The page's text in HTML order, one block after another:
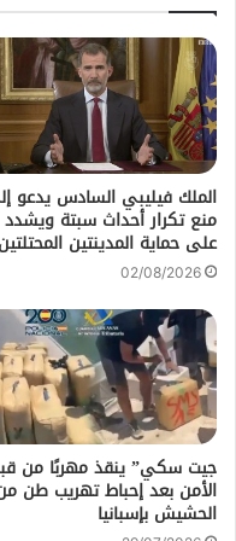
الملك فيليبي السادس يدعو
منع تكرار أحداث سبتة ويشدد
على حماية المدينتين المحتلتين
02/08/2026
جيت سكي” ينقذ مهربًا من
الأمن بعد إحباط تهريب طن
الحشيش بإسبانيا